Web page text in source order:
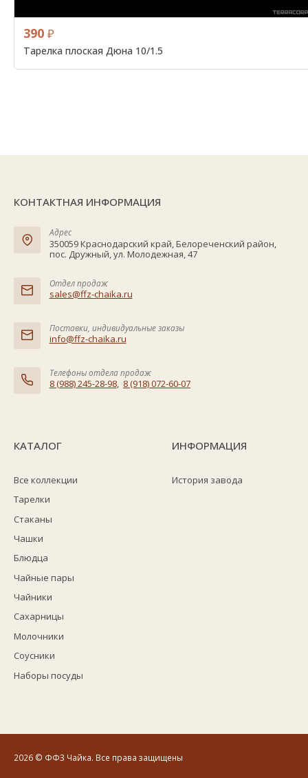
390 ₽
Тарелка плоская Дюна 10/1.5
КОНТАКТНАЯ ИНФОРМАЦИЯ
Адрес
350059 Краснодарский край, Белореченский район,
пос. Дружный, ул. Молодежная, 47
Отдел продаж
sales@ffz-chaika.ru
Поставки, индивидуальные заказы
info@ffz-chaika.ru
Телефоны отдела продаж
8 (988) 245-28-98, 8 (918) 072-60-07
КАТАЛОГ
Все коллекции
Тарелки
Стаканы
Чашки
Блюдца
Чайные пары
Чайники
Сахарницы
Молочники
Соусники
Наборы посуды
ИНФОРМАЦИЯ
История завода
2026© ФФЗ Чайка. Все права защищены